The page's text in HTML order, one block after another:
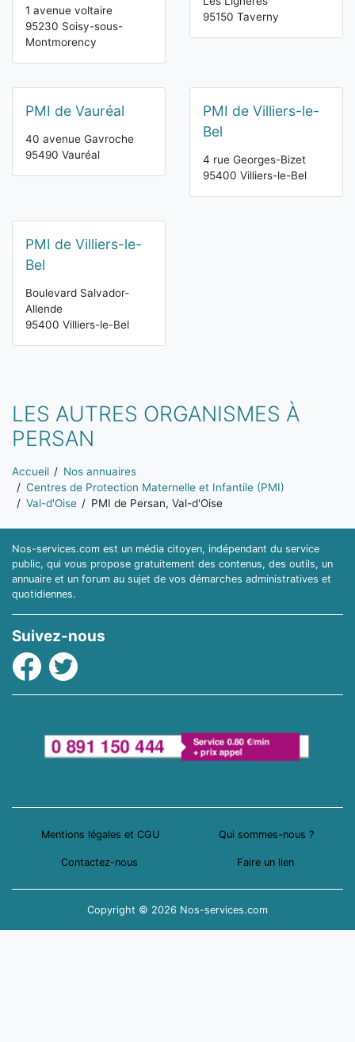
1 avenue voltaire
95230 Soisy-sous-
Montmorency
95150 Taverny
PMI de Vauréal
40 avenue Gavroche
95490 Vauréal
PMI de Villiers-le-
Bel
4 rue Georges-Bizet
95400 Villiers-le-Bel
PMI de Villiers-le-
Bel
Boulevard Salvador-
Allende
95400 Villiers-le-Bel
LES AUTRES ORGANISMES À
PERSAN
Vous êtes ici:
Accueil
Nos annuaires
Centres de Protection Maternelle et Infantile (PMI)
Val-d'Oise
PMI de Persan, Val-d'Oise
Nos-services.com est un média citoyen, indépendant du service
public, qui vous propose gratuitement des contenus, des outils, un
annuaire et un forum au sujet de vos démarches administratives et
quotidiennes.
Suivez-nous
Facebook
Twitter
Mentions légales et CGU Qui sommes-nous ?
Contactez-nous Faire un lien
Copyright © 2026 Nos-services.com